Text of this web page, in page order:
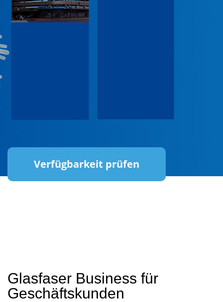
Verfügbarkeit prüfen
Glasfaser Business für
Geschäftskunden